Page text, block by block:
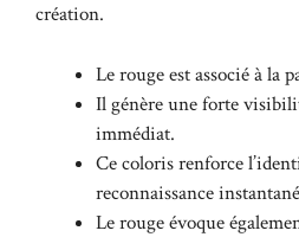
création.
Le rouge est associé à la
Il génère une forte
immédiat.
Ce coloris renforce
reconnaissance
Le rouge évoque